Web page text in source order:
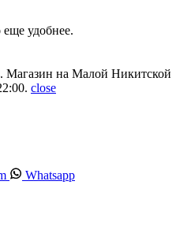
еще удобнее.
Магазин на Малой Никитской
close
Whatsapp